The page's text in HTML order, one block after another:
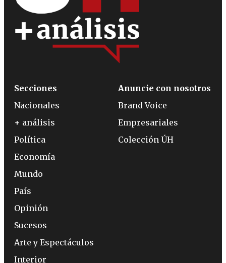
Secciones
Nacionales
+ análisis
Política
Economía
Mundo
País
Opinión
Sucesos
Arte y Espectáculos
Interior
Anuncie con nosotros
Brand Voice
Empresariales
Colección ÚH